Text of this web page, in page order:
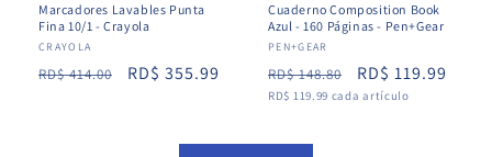
Marcadores Lavables Punta
Fina 10/1 - Crayola
Proveedor:
CRAYOLA
Precio
RD$ 414.00
Precio
RD$ 355.99
Cuaderno Composition Book
Azul - 160 Páginas - Pen+Gear
Proveedor:
PEN+GEAR
Precio
habitual
RD$ 148.80
Precio
de
RD$ 119.99
Precio
RD$ 119.99 cada artículo